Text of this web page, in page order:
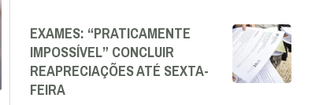
EXAMES: “PRATICAMENTE
IMPOSSÍVEL” CONCLUIR
REAPRECIAÇÕES ATÉ SEXTA-
FEIRA